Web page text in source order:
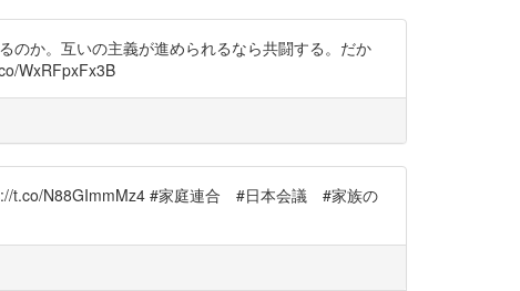
のか。互いの主義が進められるなら共闘する。だか
WxRFpxFx3B
t.co/N88GImmMz4 #家庭連合 #日本会議 #家族の